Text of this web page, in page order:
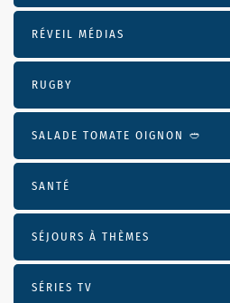
RÉVEIL MÉDIAS
RUGBY
SALADE TOMATE OIGNON 🥙
SANTÉ
SÉJOURS À THÈMES
SÉRIES TV